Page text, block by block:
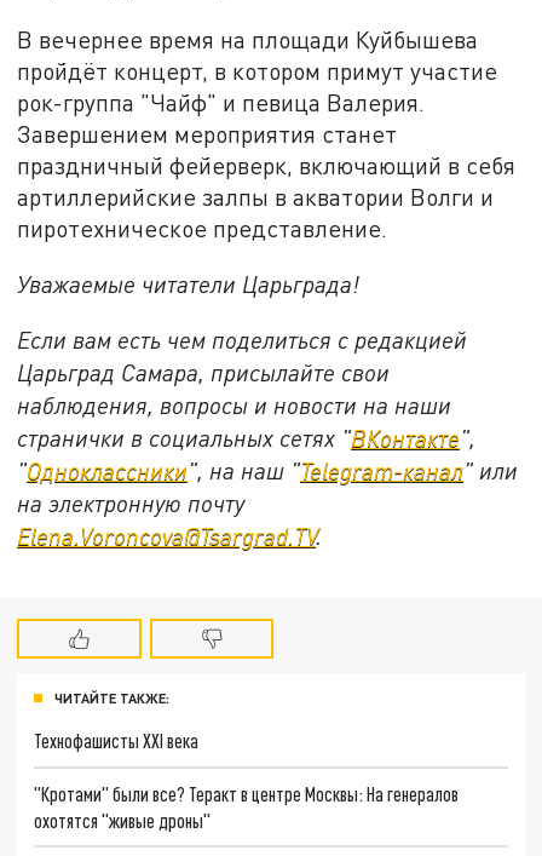
В вечернее время на площади Куйбышева
пройдёт концерт, в котором примут участие
рок-группа "Чайф" и певица Валерия.
Завершением мероприятия станет
праздничный фейерверк, включающий в себя
артиллерийские залпы в акватории Волги и
пиротехническое представление.
Уважаемые читатели Царьграда!
Если вам есть чем поделиться с редакцией
Царьград Самара, присылайте свои
наблюдения, вопросы и новости на наши
странички в социальных сетях "ВКонтакте",
"Одноклассники", на наш "Telegram-канал" или
на электронную почту
Elena.Voroncova@Tsargrad.TV.
ЧИТАЙТЕ ТАКЖЕ:
Технофашисты XXI века
"Кротами" были все? Теракт в центре Москвы: На генералов
охотятся "живые дроны"